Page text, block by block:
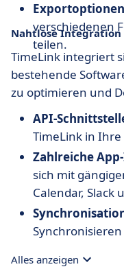
verschiedenen
teilen.
Nahtlose Integration
TimeLink integriert
bestehende
zu optimieren und
API-
TimeLink in
Zahlreiche
sich mit
Calendar, Slack
Alles anzeigen